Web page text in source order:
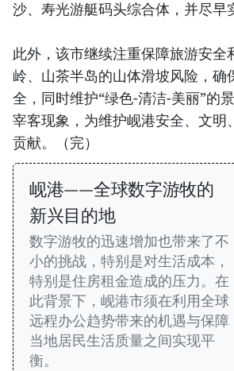
沙、寿光游艇码头综合体，并尽早
此外，该市继续注重保障旅游安全
岭、山茶半岛的山体滑坡风险，确
全，同时维护“绿色-清洁-美丽”的
宰客现象，为维护岘港安全、文明
贡献。（完）
岘港——全球数字游牧的
新兴目的地
数字游牧的迅速增加也带来了不
小的挑战，特别是对生活成本，
特别是住房租金造成的压力。在
此背景下，岘港市须在利用全球
远程办公趋势带来的机遇与保障
当地居民生活质量之间实现平
衡。